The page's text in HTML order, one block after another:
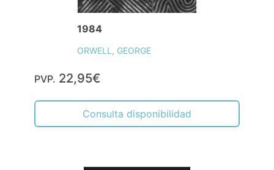
1984
ORWELL, GEORGE
PVP. 22,95€
Consulta disponibilidad